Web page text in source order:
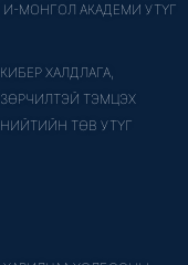
И-МОНГОЛ АКАДЕМИ УТҮГ
КИБЕР ХАЛДЛАГА,
ЗӨРЧИЛТЭЙ ТЭМЦЭХ
НИЙТИЙН ТӨВ УТҮГ